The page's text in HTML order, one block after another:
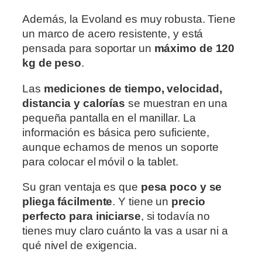
Además, la Evoland es muy robusta. Tiene
un marco de acero resistente, y está
pensada para soportar un máximo de 120
kg de peso.
Las mediciones de tiempo, velocidad,
distancia y calorías se muestran en una
pequeña pantalla en el manillar. La
información es básica pero suficiente,
aunque echamos de menos un soporte
para colocar el móvil o la tablet.
Su gran ventaja es que pesa poco y se
pliega fácilmente. Y tiene un precio
perfecto para iniciarse, si todavía no
tienes muy claro cuánto la vas a usar ni a
qué nivel de exigencia.